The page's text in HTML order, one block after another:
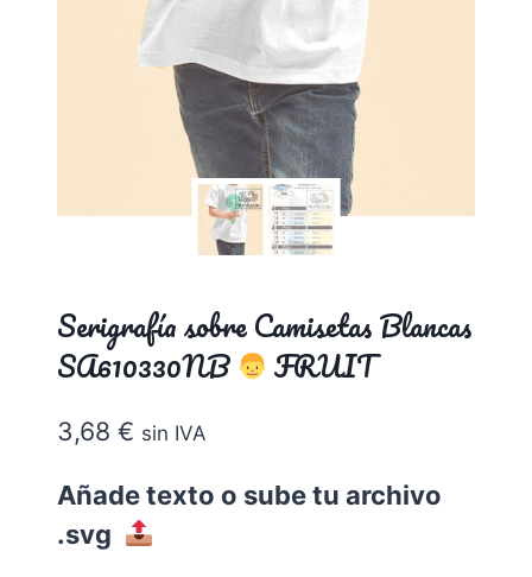
Serigrafía sobre Camisetas Blancas
SA610330NB
FRUIT
3,68 € sin IVA
Añade texto o sube tu archivo
.svg